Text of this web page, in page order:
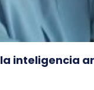
inteligencia